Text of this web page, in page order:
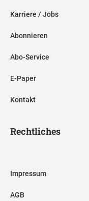
Karriere / Jobs
Abonnieren
Abo-Service
E-Paper
Kontakt
Rechtliches
Impressum
AGB